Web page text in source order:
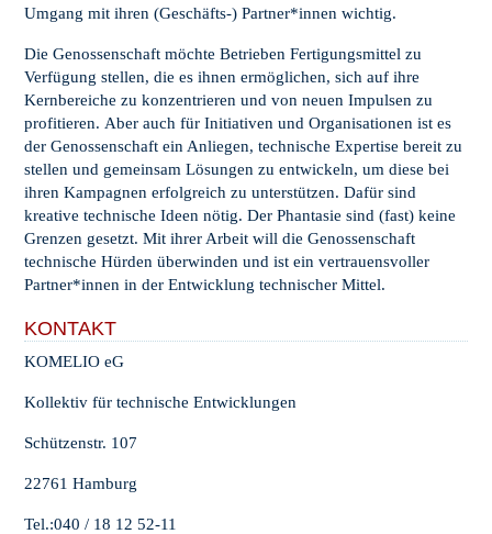
Umgang mit ihren (Geschäfts-) Partner*innen wichtig.
Die Genossenschaft möchte Betrieben Fertigungsmittel zu
Verfügung stellen, die es ihnen ermöglichen, sich auf ihre
Kernbereiche zu konzentrieren und von neuen Impulsen zu
profitieren. Aber auch für Initiativen und Organisationen ist es
der Genossenschaft ein Anliegen, technische Expertise bereit zu
stellen und gemeinsam Lösungen zu entwickeln, um diese bei
ihren Kampagnen erfolgreich zu unterstützen. Dafür sind
kreative technische Ideen nötig. Der Phantasie sind (fast) keine
Grenzen gesetzt. Mit ihrer Arbeit will die Genossenschaft
technische Hürden überwinden und ist ein vertrauensvoller
Partner*innen in der Entwicklung technischer Mittel.
KONTAKT
KOMELIO eG
Kollektiv für technische Entwicklungen
Schützenstr. 107
22761 Hamburg
Tel.:040 / 18 12 52-11